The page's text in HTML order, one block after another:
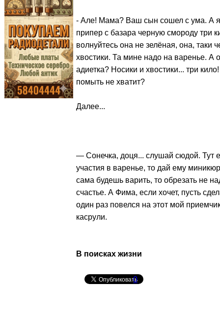
- Але! Мама? Ваш сын сошел с ума. А
припер с базара черную смороду три
волнуйтесь она не зелёная, она, таки
хвостики. Та мине надо на варенье. А
адиетка? Носики и хвостики... три
помыть не хватит?
Далее...
— Сонечка, доця... слушай сюдой. Тут
участия в варенье, то дай ему
сама будешь варить, то обрезать не
счастье. А Фима, если хочет, пусть
один раз повелся на этот мой
касрули.
В поисках жизни
0